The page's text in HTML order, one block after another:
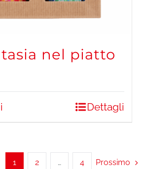
nel piatto
Dettagli
1 2 … 4 Prossimo